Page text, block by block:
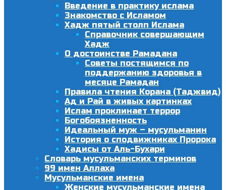
Введение в практику ислама
Знакомство с Исламом
Хадж пятый столп Ислама
Справочник совершающим
Хадж
О достоинстве Рамадана
Советы постящимся по
поддержанию здоровья в
месяце Рамадан
Правила чтения Корана (Таджвид)
Ад и Рай в живых картинках
Ислам проклинает террор
Богобоязненность
Идеальный муж – мусульманин
История о сподвижниках Пророка
Хадисы от Аль-Бухари
Словарь мусульманских терминов
99 имен Аллаха
Мусульманские имена
Женские мусульманские имена